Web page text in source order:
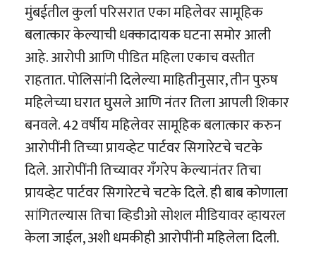
मुंबईतील कुर्ला परिसरात एका महिलेवर सामूहिक
बलात्कार केल्याची धक्कादायक घटना समोर आली
आहे. आरोपी आणि पीडित महिला एकाच वस्तीत
राहतात. पोलिसांनी दिलेल्या माहितीनुसार, तीन पुरुष
महिलेच्या घरात घुसले आणि नंतर तिला आपली शिकार
बनवले. 42 वर्षीय महिलेवर सामूहिक बलात्कार करुन
आरोपींनी तिच्या प्रायव्हेट पार्टवर सिगारेटचे चटके
दिले. आरोपींनी तिच्यावर गँगरेप केल्यानंतर तिचा
प्रायव्हेट पार्टवर सिगारेटचे चटके दिले. ही बाब कोणाला
सांगितल्यास तिचा व्हिडीओ सोशल मीडियावर व्हायरल
केला जाईल, अशी धमकीही आरोपींनी महिलेला दिली.